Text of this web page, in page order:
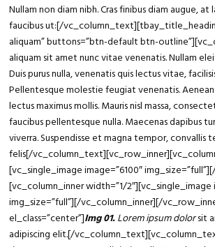
Nullam non diam nibh. Cras finibus diam augue,
faucibus ut:[/
aliquam” buttons=”btn-default btn-
aliquam sit amet nunc vitae venenatis. Nullam
Duis purus nulla, venenatis quis lectus vitae,
Pellentesque molestie feugiat venenatis.
lectus maximus mollis. Mauris nisl massa,
faucibus pellentesque nulla. Maecenas dapibus
viverra. Suspendisse et magna tempor, convallis
felis[/
[vc_single_image image=”6100″
[vc_column_inner width=”1/2″][vc_single_image
img_size=”full”][/vc_column_inner][/
el_class=”center”]Img 01.Lorem ipsum dolorsit
adipiscing elit.[/